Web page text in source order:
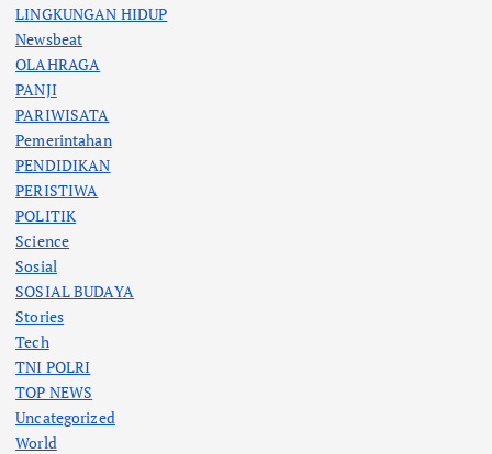
LINGKUNGAN HIDUP
Newsbeat
OLAHRAGA
PANJI
PARIWISATA
Pemerintahan
PENDIDIKAN
PERISTIWA
POLITIK
Science
Sosial
SOSIAL BUDAYA
Stories
Tech
TNI POLRI
TOP NEWS
Uncategorized
World